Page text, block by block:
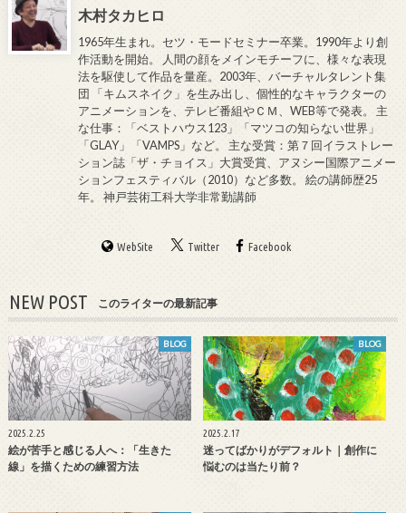
木村タカヒロ
1965年生まれ。セツ・モードセミナー卒業。1990年より創
作活動を開始。 人間の顔をメインモチーフに、様々な表現
法を駆使して作品を量産。2003年、バーチャルタレント集
団 「キムスネイク」を生み出し、個性的なキャラクターの
アニメーションを、テレビ番組やＣＭ、WEB等で発表。 主
な仕事：「ベストハウス123」「マツコの知らない世界」
「GLAY」「VAMPS」など。 主な受賞：第７回イラストレー
ション誌「ザ・チョイス」大賞受賞、アヌシー国際アニメー
ションフェスティバル（2010）など多数。 絵の講師歴25
年。 神戸芸術工科大学非常勤講師
WebSite Twitter Facebook
NEW POST このライターの最新記事
BLOG
2025.2.25
絵が苦手と感じる人へ：「生きた
線」を描くための練習方法
BLOG
2025.2.17
迷ってばかりがデフォルト｜創作に
悩むのは当たり前？